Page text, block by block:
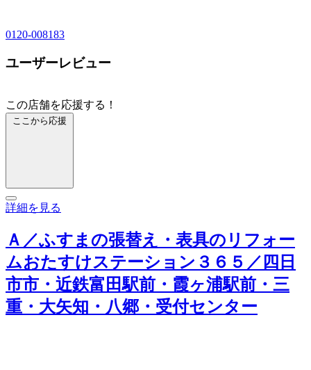
0120-008183
ユーザーレビュー
この店舗を応援する！
ここから応援
詳細を見る
Ａ／ふすまの張替え・表具のリフォー
ムおたすけステーション３６５／四日
市市・近鉄富田駅前・霞ヶ浦駅前・三
重・大矢知・八郷・受付センター